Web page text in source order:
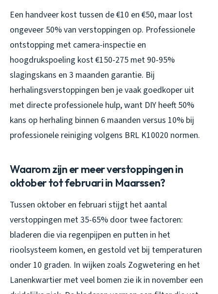
Een handveer kost tussen de €10 en €50, maar lost
ongeveer 50% van verstoppingen op. Professionele
ontstopping met camera-inspectie en
hoogdrukspoeling kost €150-275 met 90-95%
slagingskans en 3 maanden garantie. Bij
herhalingsverstoppingen ben je vaak goedkoper uit
met directe professionele hulp, want DIY heeft 50%
kans op herhaling binnen 6 maanden versus 10% bij
professionele reiniging volgens BRL K10020 normen.
Waarom zijn er meer verstoppingen in
oktober tot februari in Maarssen?
Tussen oktober en februari stijgt het aantal
verstoppingen met 35-65% door twee factoren:
bladeren die via regenpijpen en putten in het
rioolsysteem komen, en gestold vet bij temperaturen
onder 10 graden. In wijken zoals Zogwetering en het
Lanenkwartier met veel bomen zie ik in november een